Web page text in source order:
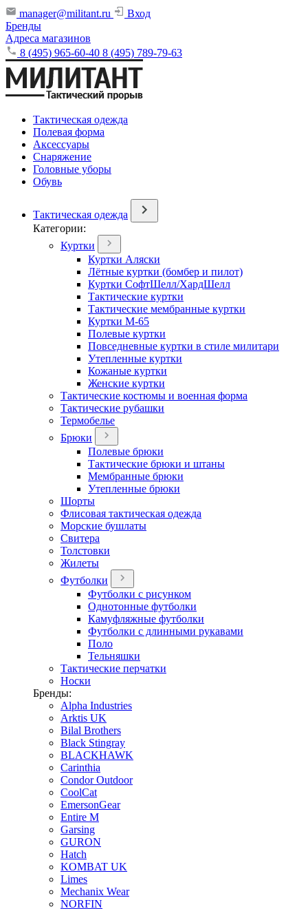
manager@militant.ru
Вход
Бренды
Адреса магазинов
8 (495) 965-60-40 8 (495) 789-79-63
Тактическая одежда
Полевая форма
Аксессуары
Снаряжение
Головные уборы
Обувь
Тактическая одежда
Категории:
Куртки
Куртки Аляски
Лётные куртки (бомбер и пилот)
Куртки СофтШелл/ХардШелл
Тактические куртки
Тактические мембранные куртки
Куртки М-65
Полевые куртки
Повседневные куртки в стиле милитари
Утепленные куртки
Кожаные куртки
Женские куртки
Тактические костюмы и военная форма
Тактические рубашки
Термобелье
Брюки
Полевые брюки
Тактические брюки и штаны
Мембранные брюки
Утепленные брюки
Шорты
Флисовая тактическая одежда
Морские бушлаты
Свитера
Толстовки
Жилеты
Футболки
Футболки с рисунком
Однотонные футболки
Камуфляжные футболки
Футболки с длинными рукавами
Поло
Тельняшки
Тактические перчатки
Носки
Бренды:
Alpha Industries
Arktis UK
Bilal Brothers
Black Stingray
BLACKHAWK
Carinthia
Condor Outdoor
CoolCat
EmersonGear
Entire M
Garsing
GURON
Hatch
KOMBAT UK
Limes
Mechanix Wear
NORFIN